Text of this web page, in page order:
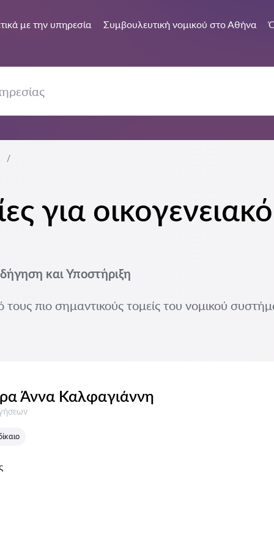
με την υπηρεσία Συμβουλευτική νομικού στο Αθήνα
για
και Υποστήριξη
τους πιο σημαντικούς τομείς του νομικού
Άννα Καλφαγιάννη